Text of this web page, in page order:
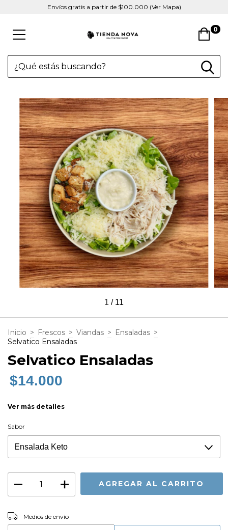
Envíos gratis a partir de $100.000 (Ver Mapa)
0
1 / 11
Inicio > Frescos > Viandas > Ensaladas >
Selvatico Ensaladas
Selvatico Ensaladas
$14.000
Ver más detalles
Sabor
Entregas para el CP:
Medios de envío